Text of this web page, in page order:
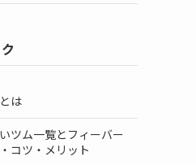
は
ツム一覧とフィーバー
コツ・メリット